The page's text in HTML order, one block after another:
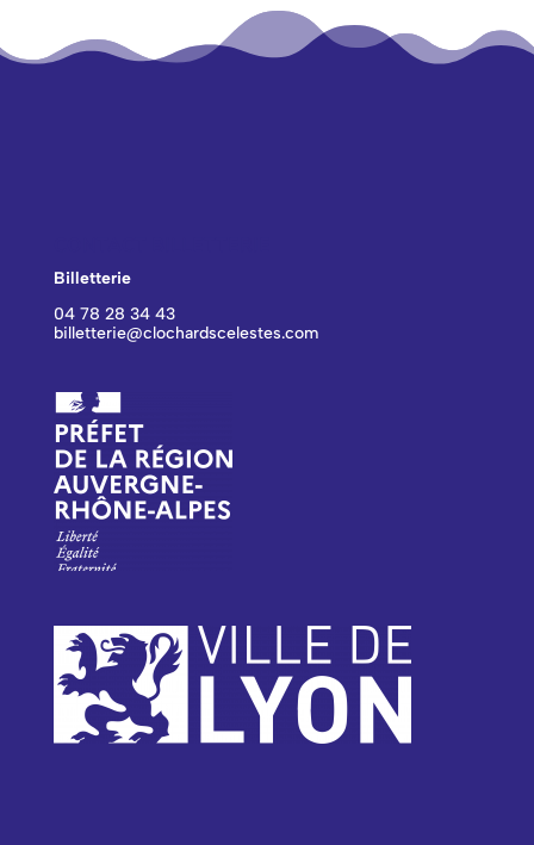
Billetterie
04 78 28 34 43
billetterie@clochardscelestes.com